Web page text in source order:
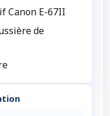
Canon E-67II
de